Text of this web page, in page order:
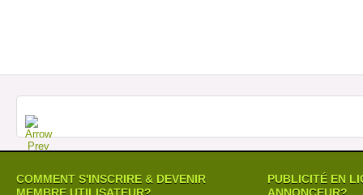
COMMENT S'INSCRIRE & DEVENIR
PUBLICITÉ EN